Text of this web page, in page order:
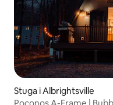
Stuga i Albrightsville